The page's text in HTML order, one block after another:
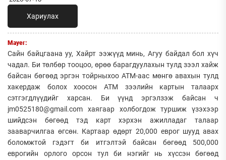
Хариулах
Mayer:
Сайн байцгаана уу, Хайрт ээжүүд минь, Агуу байдал бол хүч
чадал. Би төлбөр тооцоо, өрөө барагдуулахын тулд зээл хайж
байсан бөгөөд эргэн тойрныхоо АТМ-аас мөнгө авахын тулд
хакердаж болох хоосон АТМ зээлийн картын талаарх
сэтгэгдлүүдийг харсан. Би үүнд эргэлзэж байсан ч
jm0525180@gmail.com хаягаар холбогдож туршиж үзэхээр
шийдсэн бөгөөд тэд карт хэрхэн ажилладаг талаар
зааварчилгаа өгсөн. Картаар өдөрт 20,000 еврог шууд авах
боломжтой гэдэгт би итгэлтэй байсан бөгөөд 500,000
еврогийн орлого орсон тул би нэгийг нь хүссэн бөгөөд